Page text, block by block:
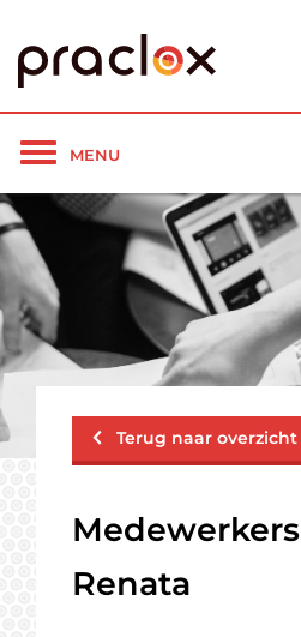
Toon/verberg
MENU
Terug naar overzicht
Medewerkers
Renata